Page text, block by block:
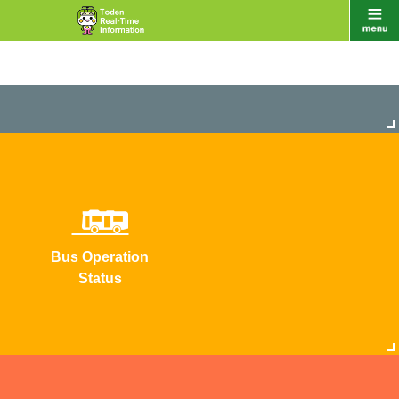
Bus Operation
Status